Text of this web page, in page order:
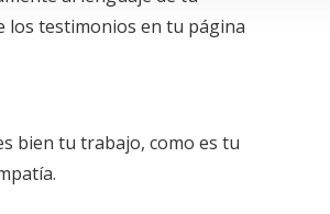
los testimonios en tu página
bien tu trabajo, como es tu